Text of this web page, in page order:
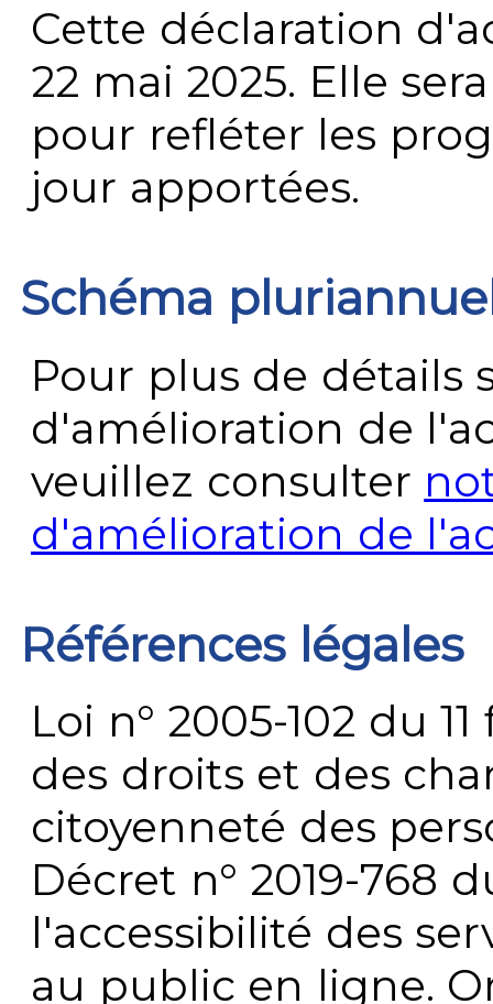
Cette déclaration
22 mai 2025. Elle
pour refléter les
jour apportées.
Schéma
Pour plus de détails
d'amélioration de
veuillez consulter
d'amélioration de
Références légales
Loi n° 2005-102 du
des droits et des
citoyenneté des
Décret n° 2019-768
l'accessibilité des
au public en ligne.